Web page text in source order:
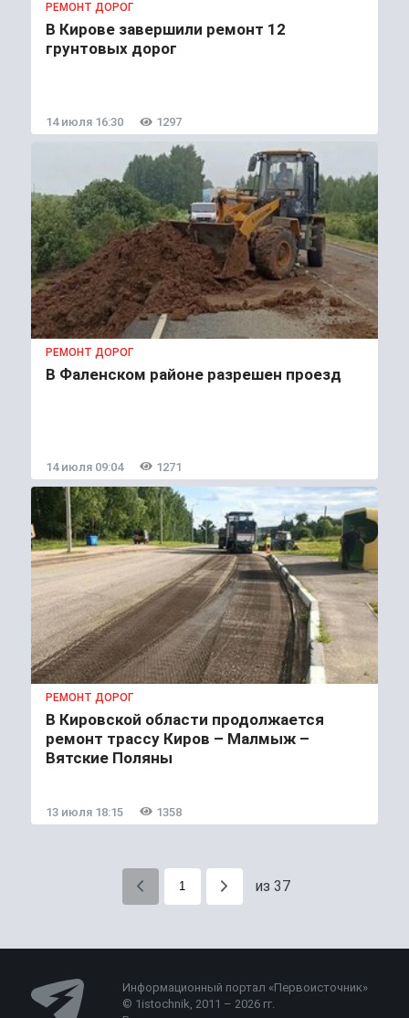
РЕМОНТ ДОРОГ
В Кирове завершили ремонт 12
грунтовых дорог
14 июля 16:30 1297
РЕМОНТ ДОРОГ
В Фаленском районе разрешен проезд
14 июля 09:04 1271
РЕМОНТ ДОРОГ
В Кировской области продолжается
ремонт трассу Киров – Малмыж –
Вятские Поляны
13 июля 18:15 1358
из 37
Информационный портал «Первоисточник»
© 1istochnik, 2011 – 2026 гг.